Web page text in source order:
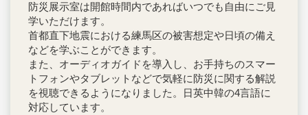
防災展示室は開館時間内であればいつでも自由にご見
学いただけます。
首都直下地震における練馬区の被害想定や日頃の備え
などを学ぶことができます。
また、オーディオガイドを導入し、お手持ちのスマー
トフォンやタブレットなどで気軽に防災に関する解説
を視聴できるようになりました。日英中韓の4言語に
対応しています。